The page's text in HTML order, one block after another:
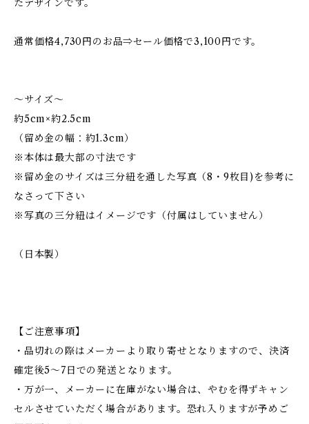
たデザインです。
通常価格4,730円のお品⇒セール価格で3,100円です。
～サイズ～
約5cm×約2.5cm
（留め金の幅：約1.3cm）
※本体は最大部の寸法です
※留め金のサイズは三分紐を通した写真（8・9枚目)を参考に
なさって下さい
※写真の三分紐はイメージです（付属はしていません）
（日本製）
【ご注意事項】
・品切れの際はメーカーより取り寄せとなりますので、決済
確定後5～7日での発送となります。
・万が一、メーカーに在庫がない場合は、やむを得ずキャン
セルさせていただく場合があります。恐れ入りますが予めご